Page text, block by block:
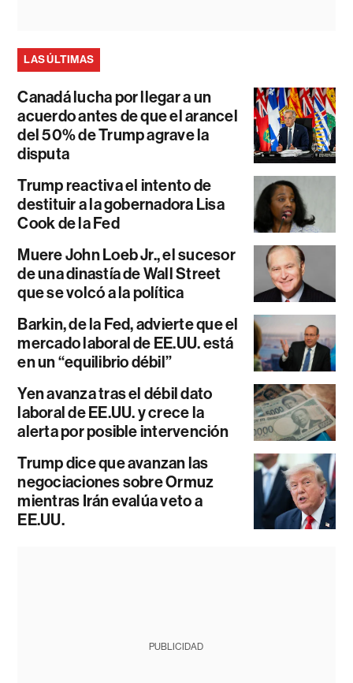
LAS ÚLTIMAS
Canadá lucha por llegar a un
acuerdo antes de que el arancel
del 50% de Trump agrave la
disputa
Trump reactiva el intento de
destituir a la gobernadora Lisa
Cook de la Fed
Muere John Loeb Jr., el sucesor
de una dinastía de Wall Street
que se volcó a la política
Barkin, de la Fed, advierte que el
mercado laboral de EE.UU. está
en un “equilibrio débil”
Yen avanza tras el débil dato
laboral de EE.UU. y crece la
alerta por posible intervención
Trump dice que avanzan las
negociaciones sobre Ormuz
mientras Irán evalúa veto a
EE.UU.
PUBLICIDAD